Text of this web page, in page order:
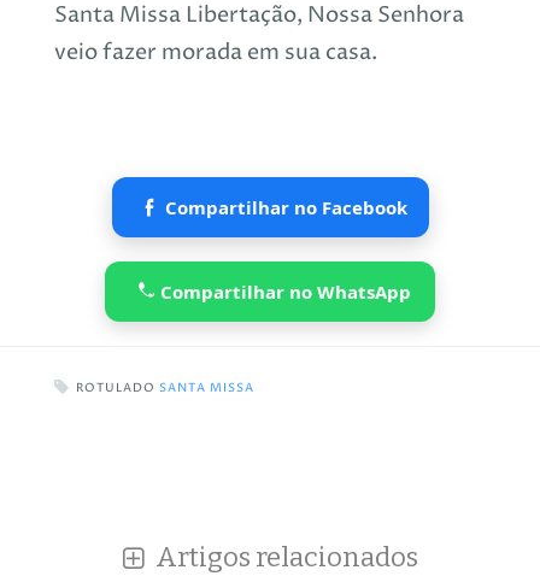
Santa Missa Libertação, Nossa Senhora
veio fazer morada em sua casa.
Compartilhar no Facebook
Compartilhar no WhatsApp
ROTULADO SANTA MISSA
Artigos relacionados